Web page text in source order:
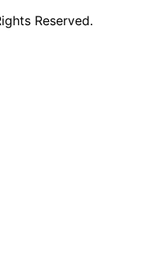
Reserved.